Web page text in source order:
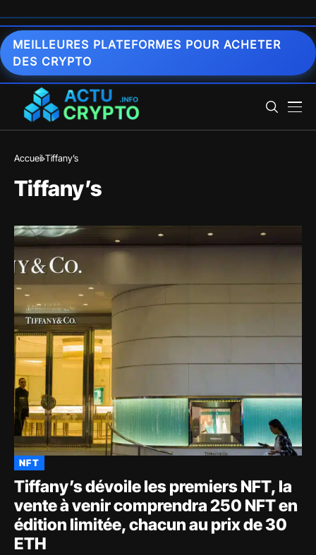
MEILLEURES PLATEFORMES POUR ACHETER
DES CRYPTO
Accueil Tiffany’s
Tiffany’s
NFT
Tiffany’s dévoile les premiers NFT, la
vente à venir comprendra 250 NFT en
édition limitée, chacun au prix de 30
ETH